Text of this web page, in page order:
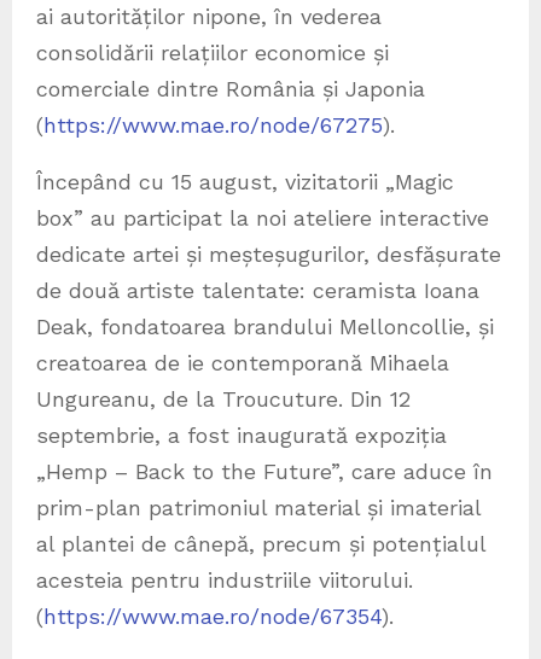
ai autorităților nipone, în vederea
consolidării relațiilor economice și
comerciale dintre România și Japonia
(https://www.mae.ro/node/67275).
Începând cu 15 august, vizitatorii „Magic
box” au participat la noi ateliere interactive
dedicate artei și meșteșugurilor, desfășurate
de două artiste talentate: ceramista Ioana
Deak, fondatoarea brandului Melloncollie, și
creatoarea de ie contemporană Mihaela
Ungureanu, de la Troucuture. Din 12
septembrie, a fost inaugurată expoziția
„Hemp – Back to the Future”, care aduce în
prim-plan patrimoniul material și imaterial
al plantei de cânepă, precum și potențialul
acesteia pentru industriile viitorului.
(https://www.mae.ro/node/67354).